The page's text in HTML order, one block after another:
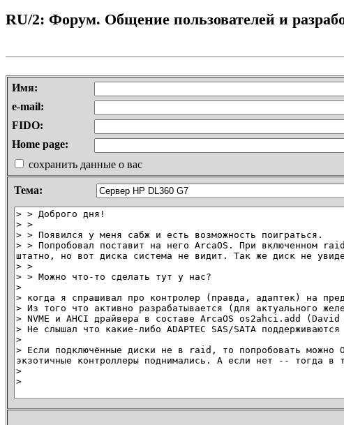
RU/2: Форум. Общение пользователей и
Имя:
e-mail:
FIDO:
Home page:
сохранить данные о вас
Тема: